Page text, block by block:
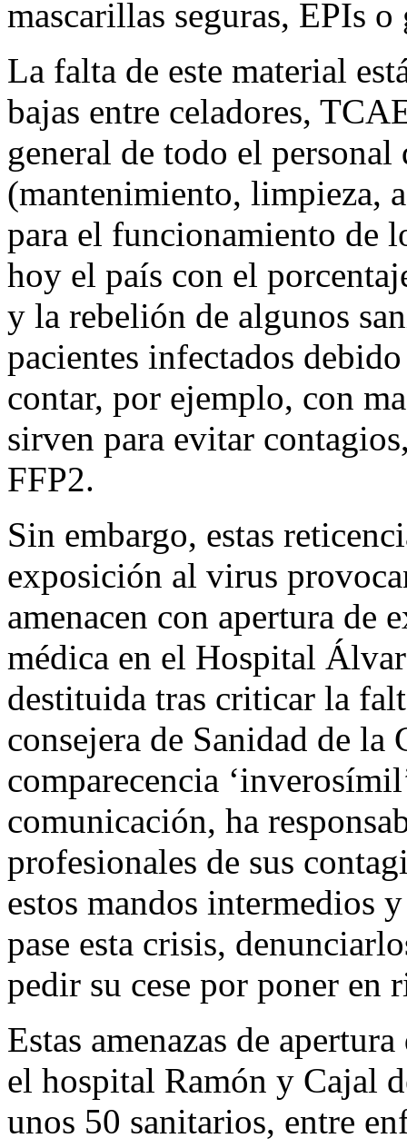
mascarillas seguras, EPIs
La falta de este material
bajas entre celadores,
general de todo el
(mantenimiento, limpieza,
para el funcionamiento de
hoy el país con el
y la rebelión de algunos
pacientes infectados
contar, por ejemplo, con
sirven para evitar
FFP2.
Sin embargo, estas
exposición al virus
amenacen con apertura de
médica en el Hospital
destituida tras criticar la
consejera de Sanidad de la
comparecencia
comunicación, ha
profesionales de sus
estos mandos intermedios
pase esta crisis,
pedir su cese por poner en
Estas amenazas de
el hospital Ramón y Cajal
unos 50 sanitarios, entre